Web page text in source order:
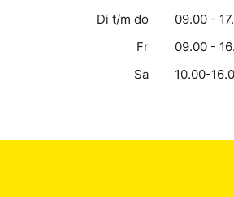
Di t/m do
09.00 -
Fr
09.00 -
Sa
10.00-